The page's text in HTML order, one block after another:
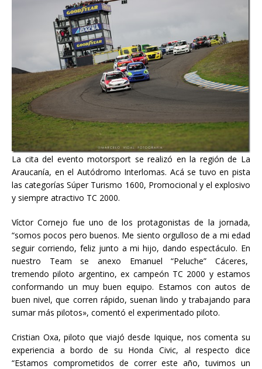
La cita del evento motorsport se realizó en la región de La
Araucanía, en el Autódromo Interlomas. Acá se tuvo en pista
las categorías Súper Turismo 1600, Promocional y el explosivo
y siempre atractivo TC 2000.
Víctor Cornejo fue uno de los protagonistas de la jornada,
“somos pocos pero buenos. Me siento orgulloso de a mi edad
seguir corriendo, feliz junto a mi hijo, dando espectáculo. En
nuestro Team se anexo Emanuel “Peluche” Cáceres,
tremendo piloto argentino, ex campeón TC 2000 y estamos
conformando un muy buen equipo. Estamos con autos de
buen nivel, que corren rápido, suenan lindo y trabajando para
sumar más pilotos», comentó el experimentado piloto.
Cristian Oxa, piloto que viajó desde Iquique, nos comenta su
experiencia a bordo de su Honda Civic, al respecto dice
“Estamos comprometidos de correr este año, tuvimos un